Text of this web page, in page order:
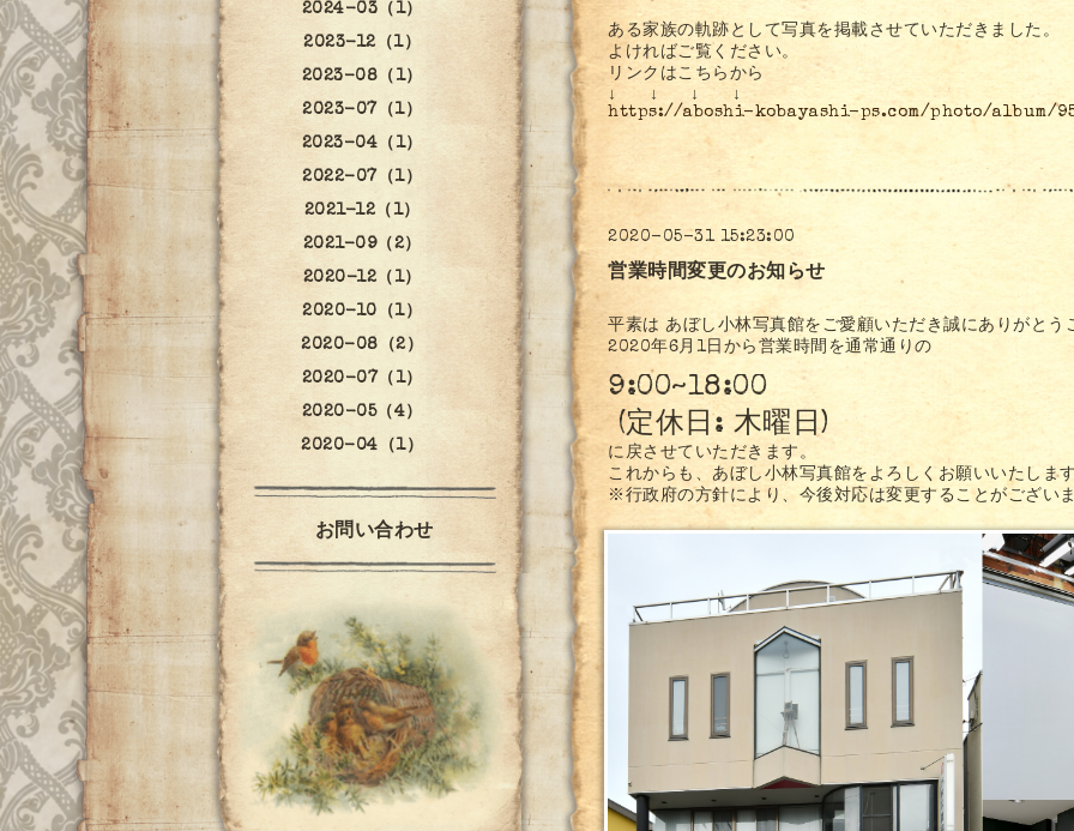
ある家族の軌跡として写真を掲載させていただきました。
よければご覧ください。
リンクはこちらから
↓ ↓ ↓ ↓
https://aboshi-kobayashi-ps.com/photo/album/
2020-05-31 15:23:00
営業時間変更のお知らせ
平素は あぼし小林写真館をご愛顧いただき誠にありがとう
2020年6月1日から営業時間を通常通りの
9:00~18:00
(定休日: 木曜日)
に戻させていただきます。
これからも、あぼし小林写真館をよろしくお願いいたしま
※行政府の方針により、今後対応は変更することがござい
2024-03（1）
2023-12（1）
2023-08（1）
2023-07（1）
2023-04（1）
2022-07（1）
2021-12（1）
2021-09（2）
2020-12（1）
2020-10（1）
2020-08（2）
2020-07（1）
2020-05（4）
2020-04（1）
お問い合わせ